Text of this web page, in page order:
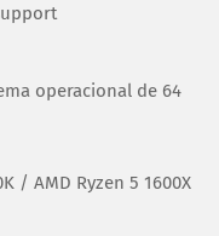
operacional de 64
/ AMD Ryzen 5 1600X